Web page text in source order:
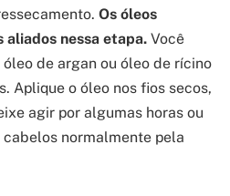
Os óleos
aliados nessa etapa. Você
de argan ou óleo de rícino
Aplique o óleo nos fios secos,
agir por algumas horas ou
normalmente pela